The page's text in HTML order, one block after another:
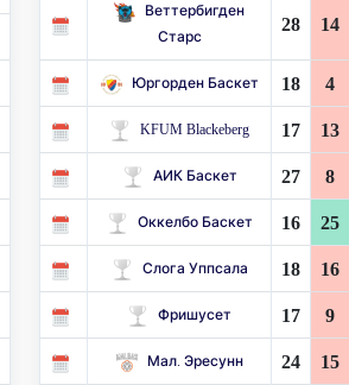
Веттербигден
Старс
28 14
Юргорден Баскет 18 4
KFUM Blackeberg 17 13
АИК Баскет 27 8
Оккелбо Баскет 16 25
Слога Уппсала 18 16
Фришусет 17 9
Мал. Эресунн 24 15